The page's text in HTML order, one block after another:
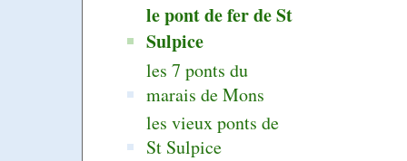
le pont de fer de St
Sulpice
les 7 ponts du
marais de Mons
les vieux ponts de
St Sulpice